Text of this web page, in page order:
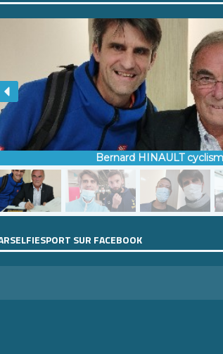
Bernard HINAULT
SUR FACEBOOK